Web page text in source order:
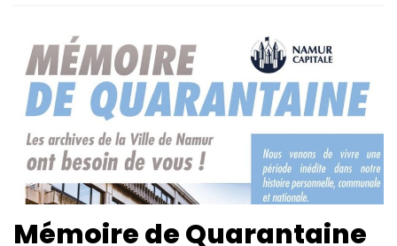
Mémoire de Quarantaine